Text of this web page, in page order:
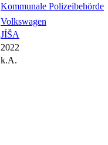
Kommunale Polizeibehörde
Volkswagen
JÍŠA
2022
k.A.